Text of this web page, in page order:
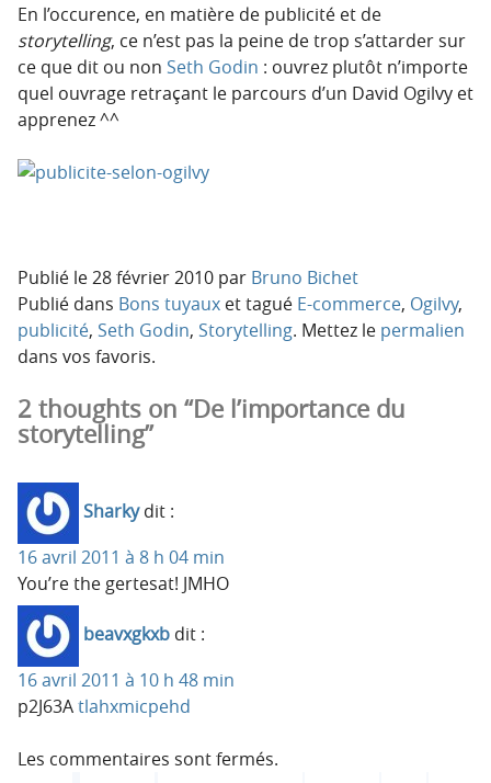
En l’occurence, en matière de publicité et de
storytelling, ce n’est pas la peine de trop s’attarder sur
ce que dit ou non Seth Godin : ouvrez plutôt n’importe
quel ouvrage retraçant le parcours d’un David Ogilvy et
apprenez ^^
Publié le28 février 2010 par Bruno Bichet
Publié dans Bons tuyaux et tagué E-commerce, Ogilvy,
publicité, Seth Godin, Storytelling. Mettez le permalien
dans vos favoris.
2 thoughts on “De l’importance du
storytelling”
Sharky dit :
16 avril 2011 à 8 h 04 min
You’re the gertesat! JMHO
beavxgkxb dit :
16 avril 2011 à 10 h 48 min
p2J63Atlahxmicpehd
Les commentaires sont fermés.